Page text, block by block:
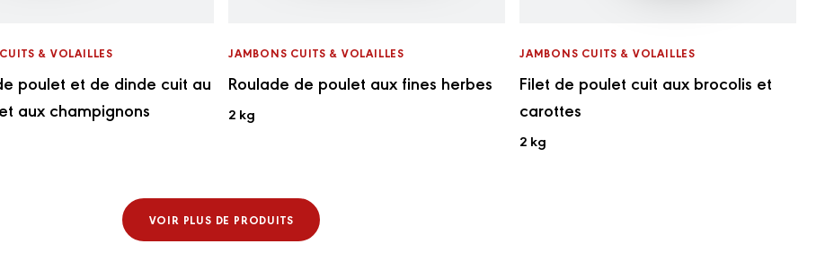
& VOLAILLES
poulet et de dinde cuit au
aux champignons
JAMBONS CUITS & VOLAILLES
Roulade de poulet aux fines herbes
2 kg
JAMBONS CUITS & VOLAILLES
Filet de poulet cuit aux brocolis et
carottes
2 kg
VOIR PLUS DE PRODUITS